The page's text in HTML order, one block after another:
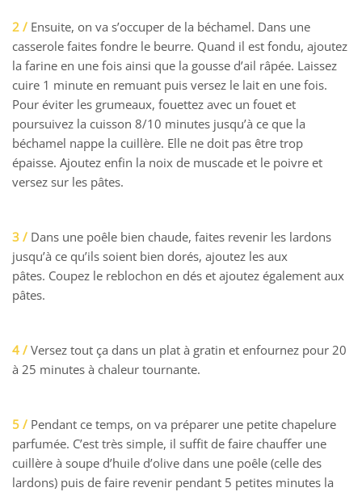
2 / Ensuite, on va s’occuper de la béchamel. Dans une
casserole faites fondre le beurre. Quand il est fondu, ajoutez
la farine en une fois ainsi que la gousse d’ail râpée. Laissez
cuire 1 minute en remuant puis versez le lait en une fois.
Pour éviter les grumeaux, fouettez avec un fouet et
poursuivez la cuisson 8/10 minutes jusqu’à ce que la
béchamel nappe la cuillère. Elle ne doit pas être trop
épaisse. Ajoutez enfin la noix de muscade et le poivre et
versez sur les pâtes.
3 / Dans une poêle bien chaude, faites revenir les lardons
jusqu’à ce qu’ils soient bien dorés, ajoutez les aux
pâtes. Coupez le reblochon en dés et ajoutez également aux
pâtes.
4 / Versez tout ça dans un plat à gratin et enfournez pour 20
à 25 minutes à chaleur tournante.
5 / Pendant ce temps, on va préparer une petite chapelure
parfumée. C’est très simple, il suffit de faire chauffer une
cuillère à soupe d’huile d’olive dans une poêle (celle des
lardons) puis de faire revenir pendant 5 petites minutes la